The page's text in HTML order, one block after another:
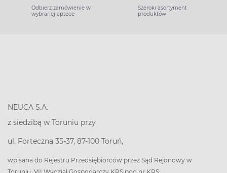
Odbierz zamówienie w
wybranej aptece
Szeroki asortyment
produktów
NEUCA S.A.
z siedzibą w Toruniu przy
ul. Forteczna 35-37, 87-100 Toruń,
wpisana do Rejestru Przedsiębiorców przez Sąd Rejonowy w